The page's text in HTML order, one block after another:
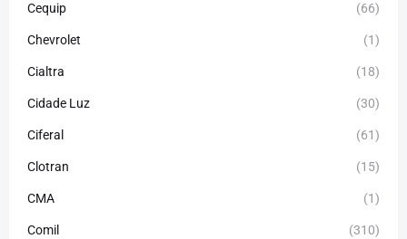
Cequip (66)
Chevrolet (1)
Cialtra (18)
Cidade Luz (30)
Ciferal (61)
Clotran (15)
CMA (1)
Comil (310)